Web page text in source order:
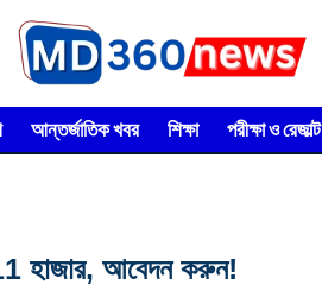
আন্তর্জাতিক খবর শিক্ষা পরীক্ষা ও রেজাল্ট
11 হাজার, আবেদন করুন!